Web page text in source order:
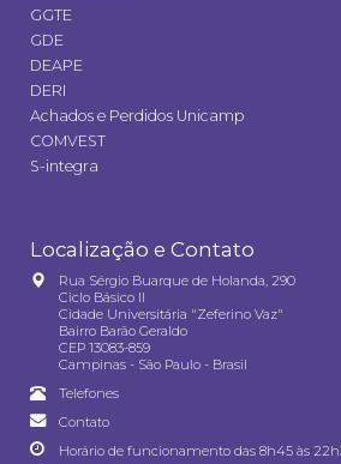
GGTE
GDE
DEAPE
DERI
Achados e Perdidos Unicamp
COMVEST
S-integra
Localização e Contato
Rua Sérgio Buarque de Holanda, 290
Ciclo Básico II
Cidade Universitária "Zeferino Vaz"
Bairro Barão Geraldo
CEP 13083-859
Campinas - São Paulo - Brasil
Telefones
Contato
Horário de funcionamento das 8h45 às